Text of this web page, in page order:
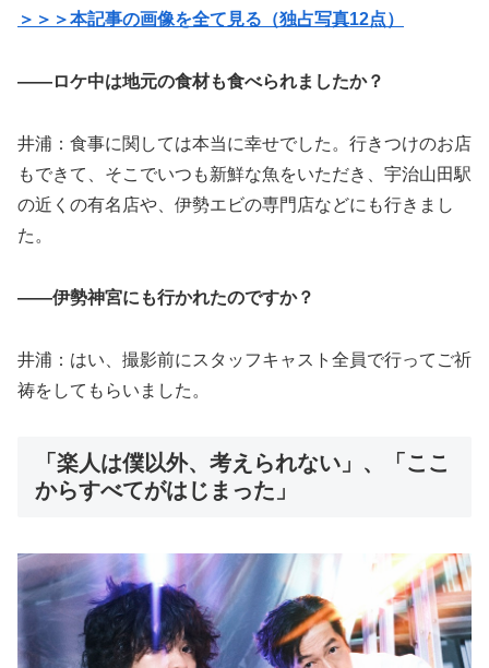
＞＞＞本記事の画像を全て見る（独占写真12点）
­——ロケ中は地元の食材も食べられましたか？
井浦：食事に関しては本当に幸せでした。行きつけのお店
もできて、そこでいつも新鮮な魚をいただき、宇治山田駅
の近くの有名店や、伊勢エビの専門店などにも行きまし
た。
——伊勢神宮にも行かれたのですか？
井浦：はい、撮影前にスタッフキャスト全員で行ってご祈
祷をしてもらいました。
「楽人は僕以外、考えられない」、「ここ
からすべてがはじまった」